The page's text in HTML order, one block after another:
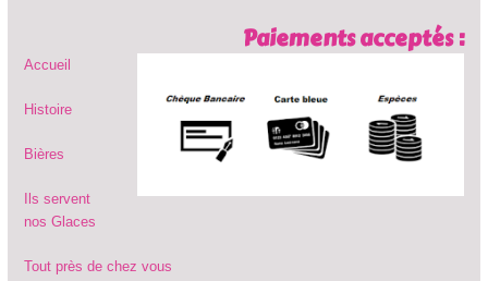
Paiements acceptés :
Accueil
Histoire
Bières
Ils servent
nos Glaces
Tout près de chez vous